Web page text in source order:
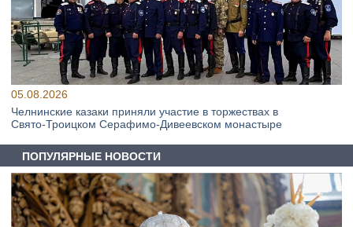
05.08.2026
Челнинские казаки приняли участие в торжествах в
Свято‑Троицком Серафимо‑Дивеевском монастыре
ПОПУЛЯРНЫЕ НОВОСТИ